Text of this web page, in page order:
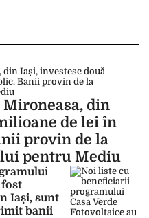
din
de lei în
provin de la
pentru Mediu
fost
Iași, sunt
banii